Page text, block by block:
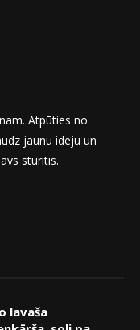
Atpūties no
jaunu ideju un
stūrītis.
lavaša